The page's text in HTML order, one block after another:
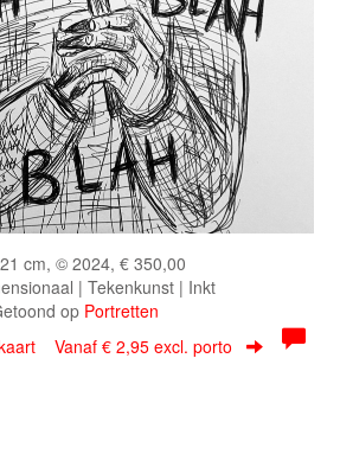
cm, © 2024, € 350,00
| Tekenkunst | Inkt
op Portretten
Vanaf € 2,95 excl. porto